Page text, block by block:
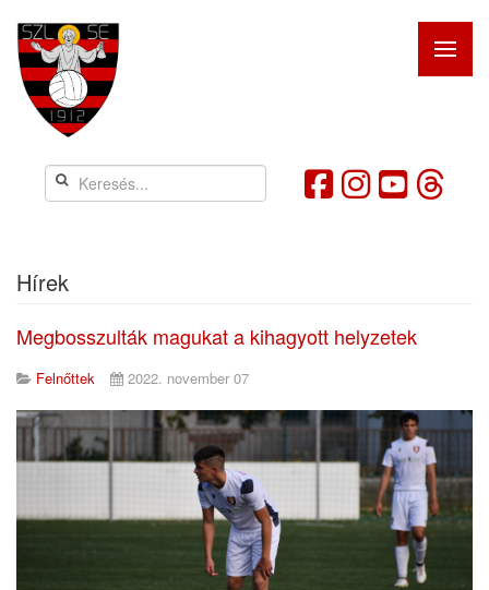
Hírek
Megbosszulták magukat a kihagyott helyzetek
Felnőttek 2022. november 07